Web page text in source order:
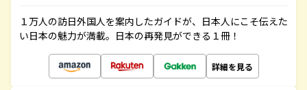
１万人の訪日外国人を案内したガイドが、日本人にこそ伝えた
い日本の魅力が満載。日本の再発見ができる１冊！
詳細を見る